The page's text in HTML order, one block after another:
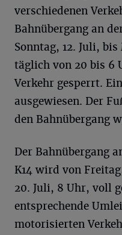
verschiedenen
Bahnübergang an
Sonntag, 12. Juli,
täglich von 20 bis 6
Verkehr gesperrt.
ausgewiesen. Der
den Bahnübergang
Der Bahnübergang
K14 wird von
20. Juli, 8 Uhr, voll
entsprechende
motorisierten